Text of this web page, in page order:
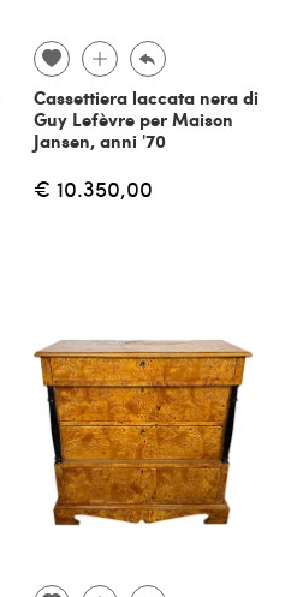
Cassettiera laccata nera di
Guy Lefèvre per Maison
Jansen, anni '70
€ 10.350,00